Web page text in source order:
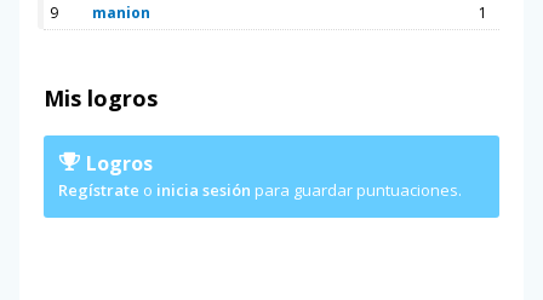
9
manion 1
Mis logros
Logros
Regístrate o inicia sesión para guardar puntuaciones.